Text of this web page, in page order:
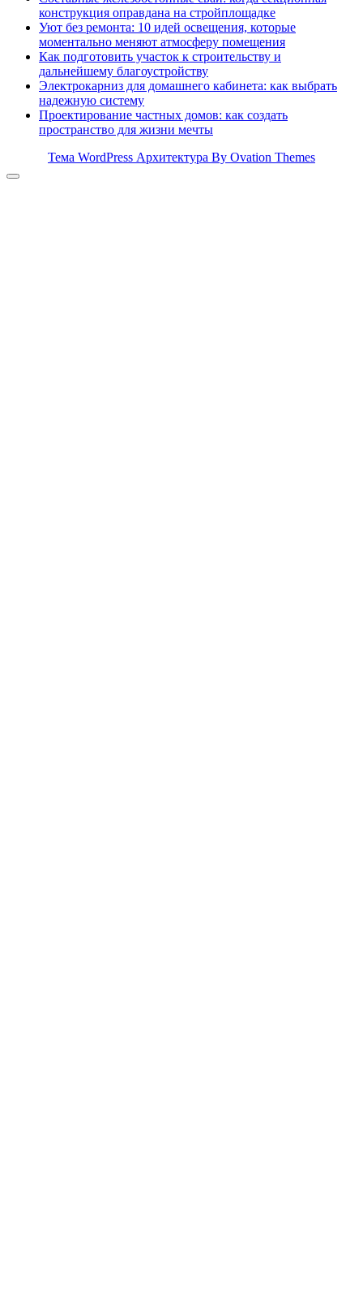
конструкция оправдана на стройплощадке
Уют без ремонта: 10 идей освещения, которые
моментально меняют атмосферу помещения
Как подготовить участок к строительству и
дальнейшему благоустройству
Электрокарниз для домашнего кабинета: как выбрать
надежную систему
Проектирование частных домов: как создать
пространство для жизни мечты
Тема WordPress Архитектура By Ovation Themes